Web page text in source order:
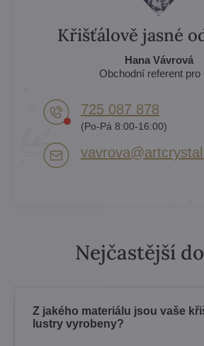
Křišťálově jasné
Hana Vávrová
Obchodní referent pro
725 087 878​
(Po-Pá 8:00-16:00)
Nejčastější
Z jakého materiálu jsou vaše
lustry vyrobeny?